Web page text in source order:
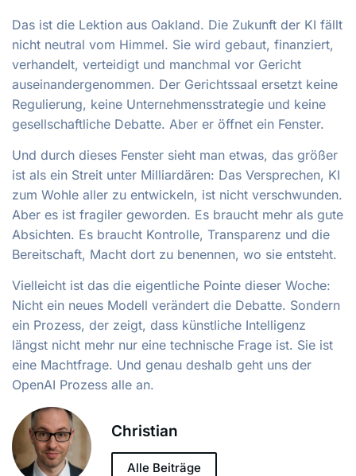
Das ist die Lektion aus Oakland. Die Zukunft der KI fällt
nicht neutral vom Himmel. Sie wird gebaut, finanziert,
verhandelt, verteidigt und manchmal vor Gericht
auseinandergenommen. Der Gerichtssaal ersetzt keine
Regulierung, keine Unternehmensstrategie und keine
gesellschaftliche Debatte. Aber er öffnet ein Fenster.
Und durch dieses Fenster sieht man etwas, das größer
ist als ein Streit unter Milliardären: Das Versprechen, KI
zum Wohle aller zu entwickeln, ist nicht verschwunden.
Aber es ist fragiler geworden. Es braucht mehr als gute
Absichten. Es braucht Kontrolle, Transparenz und die
Bereitschaft, Macht dort zu benennen, wo sie entsteht.
Vielleicht ist das die eigentliche Pointe dieser Woche:
Nicht ein neues Modell verändert die Debatte. Sondern
ein Prozess, der zeigt, dass künstliche Intelligenz
längst nicht mehr nur eine technische Frage ist. Sie ist
eine Machtfrage. Und genau deshalb geht uns der
OpenAI Prozess alle an.
Christian
Alle Beiträge